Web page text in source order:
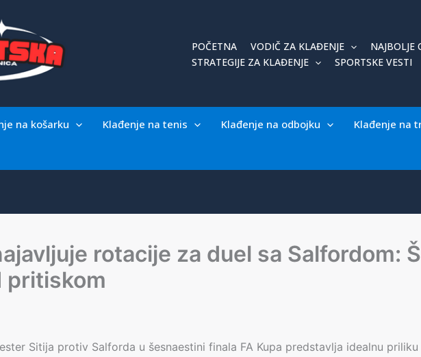
POČETNA VODIČ ZA KLAĐENJE
NAJBOLJE
STRATEGIJE ZA KLAĐENJE
SPORTSKE VESTI
na košarku Klađenje na tenis Klađenje na odbojku Klađenje na
rotacije za duel sa Salfordom:
pritiskom
Sitija protiv Salforda u šesnaestini finala FA Kupa predstavlja idealnu